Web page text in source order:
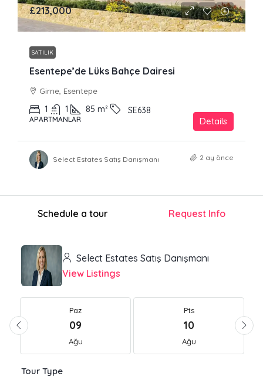
£213,000
SATILIK
Esentepe’de Lüks Bahçe Dairesi
Girne, Esentepe
1 1 85 m² SE638
APARTMANLAR Details
Select Estates Satış Danışmanı 2 ay önce
Schedule a tour Request Info
Select Estates Satış Danışmanı
View Listings
Paz
09
Ağu
Pts
10
Ağu
Tour Type